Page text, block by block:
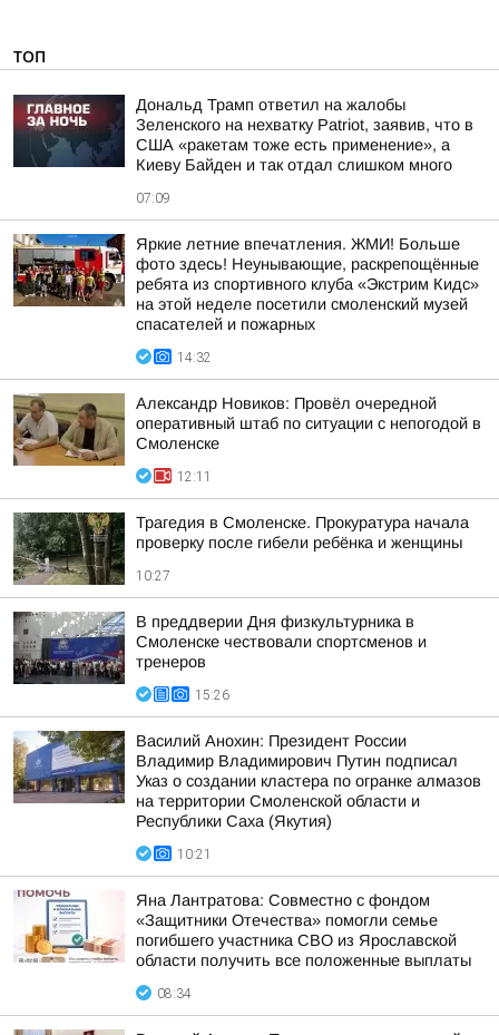
ТОП
Дональд Трамп ответил на жалобы
Зеленского на нехватку Patriot, заявив, что в
США «ракетам тоже есть применение», а
Киеву Байден и так отдал слишком много
07:09
Яркие летние впечатления. ЖМИ! Больше
фото здесь! Неунывающие, раскрепощённые
ребята из спортивного клуба «Экстрим Кидс»
на этой неделе посетили смоленский музей
спасателей и пожарных
14:32
Александр Новиков: Провёл очередной
оперативный штаб по ситуации с непогодой в
Смоленске
12:11
Трагедия в Смоленске. Прокуратура начала
проверку после гибели ребёнка и женщины
10:27
В преддверии Дня физкультурника в
Смоленске чествовали спортсменов и
тренеров
15:26
Василий Анохин: Президент России
Владимир Владимирович Путин подписал
Указ о создании кластера по огранке алмазов
на территории Смоленской области и
Республики Саха (Якутия)
10:21
Яна Лантратова: Совместно с фондом
«Защитники Отечества» помогли семье
погибшего участника СВО из Ярославской
области получить все положенные выплаты
08:34